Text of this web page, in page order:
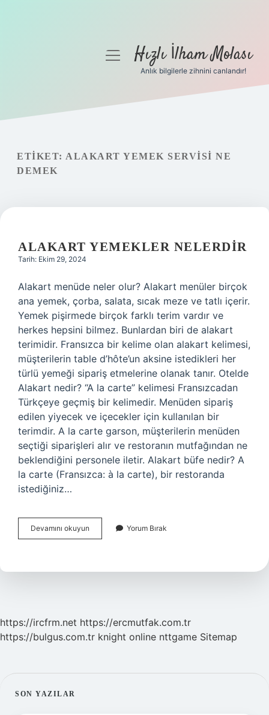
Gizlilik Politikası
Hakkımızda
menüyüHızlı İlham Molası
Anlık bilgilerle zihnini canlandır!
ETIKET: ALAKART YEMEK SERVISI NE
DEMEK
ALAKART YEMEKLER NELERDIR
Tarih: Ekim 29, 2024
Alakart menüde neler olur? Alakart menüler birçok
ana yemek, çorba, salata, sıcak meze ve tatlı içerir.
Yemek pişirmede birçok farklı terim vardır ve
herkes hepsini bilmez. Bunlardan biri de alakart
terimidir. Fransızca bir kelime olan alakart kelimesi,
müşterilerin table d’hôte’un aksine istedikleri her
türlü yemeği sipariş etmelerine olanak tanır. Otelde
Alakart nedir? “A la carte” kelimesi Fransızcadan
Türkçeye geçmiş bir kelimedir. Menüden sipariş
edilen yiyecek ve içecekler için kullanılan bir
terimdir. A la carte garson, müşterilerin menüden
seçtiği siparişleri alır ve restoranın mutfağından ne
beklendiğini personele iletir. Alakart büfe nedir? A
la carte (Fransızca: à la carte), bir restoranda
istediğiniz…
Devamını okuyun
Yemekler
Yorum Bırak
https://ircfrm.net https://ercmutfak.com.tr
https://bulgus.com.tr knight online nttgame Sitemap
SIDEBAR
SON YAZILAR